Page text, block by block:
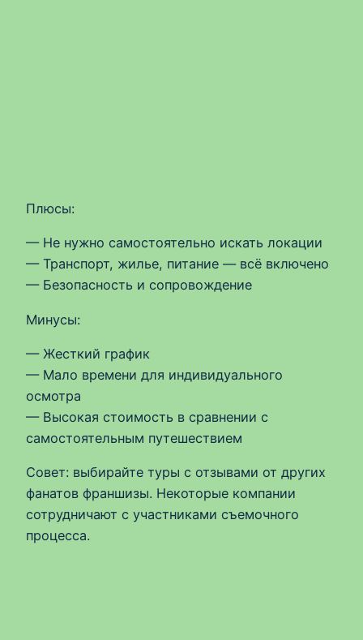
Плюсы:
— Не нужно самостоятельно искать локации
— Транспорт, жилье, питание — всё включено
— Безопасность и сопровождение
Минусы:
— Жесткий график
— Мало времени для индивидуального
осмотра
— Высокая стоимость в сравнении с
самостоятельным путешествием
Совет: выбирайте туры с отзывами от других
фанатов франшизы. Некоторые компании
сотрудничают с участниками съемочного
процесса.